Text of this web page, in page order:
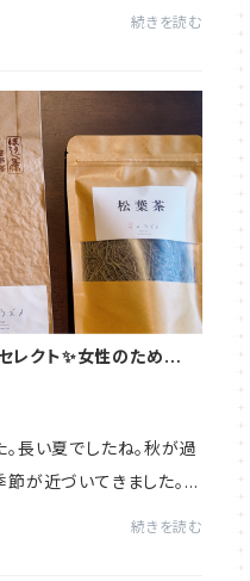
続きを読む
レクト✨女性のためのお
長い夏でしたね。秋が過
が近づいてきました。女
続きを読む